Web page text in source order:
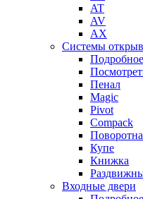
AT
AV
AX
Системы
Пенал
Magic
Pivot
Compack
Купе
Книжка
Входные двери